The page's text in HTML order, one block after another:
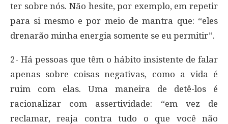
ter sobre nós. Não hesite, por exemplo, em repetir
para si mesmo e por meio de mantra que: “eles
drenarão minha energia somente se eu permitir”.
2- Há pessoas que têm o hábito insistente de falar
apenas sobre coisas negativas, como a vida é
ruim com elas. Uma maneira de detê-los é
racionalizar com assertividade: “em vez de
reclamar, reaja contra tudo o que você não